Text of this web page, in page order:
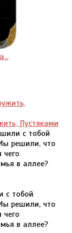
Пустяками
с тобой
решили, что
в аллее?
с тобой
решили, что
в аллее?